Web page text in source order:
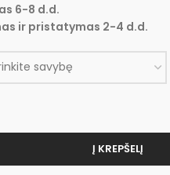
6-8 d.d.
ir pristatymas 2-4 d.d.
Į KREPŠELĮ